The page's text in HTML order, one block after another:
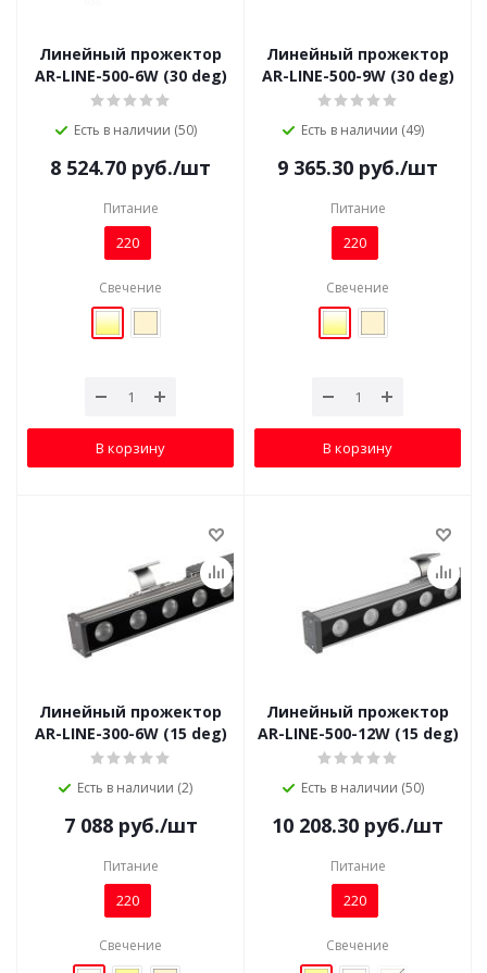
Линейный прожектор
AR-LINE-500-6W (30 deg)
Есть в наличии (50)
8 524.70 руб./шт
Питание
220
Свечение
В корзину
Линейный прожектор
AR-LINE-500-9W (30 deg)
Есть в наличии (49)
9 365.30 руб./шт
Питание
220
Свечение
В корзину
Линейный прожектор
AR-LINE-300-6W (15 deg)
Есть в наличии (2)
7 088руб./шт
Питание
220
Свечение
Линейный прожектор
AR-LINE-500-12W (15 deg)
Есть в наличии (50)
10 208.30 руб./шт
Питание
220
Свечение